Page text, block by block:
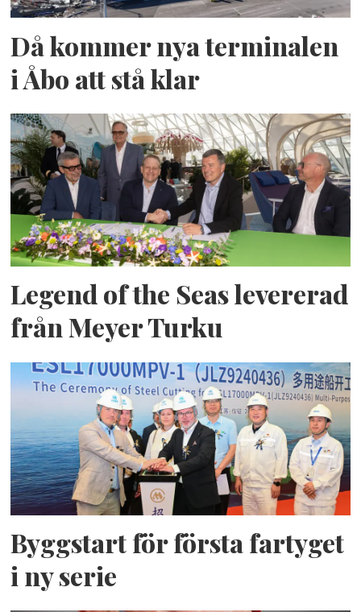
Då kommer nya terminalen
i Åbo att stå klar
Legend of the Seas levererad
från Meyer Turku
Byggstart för första fartyget
i ny serie